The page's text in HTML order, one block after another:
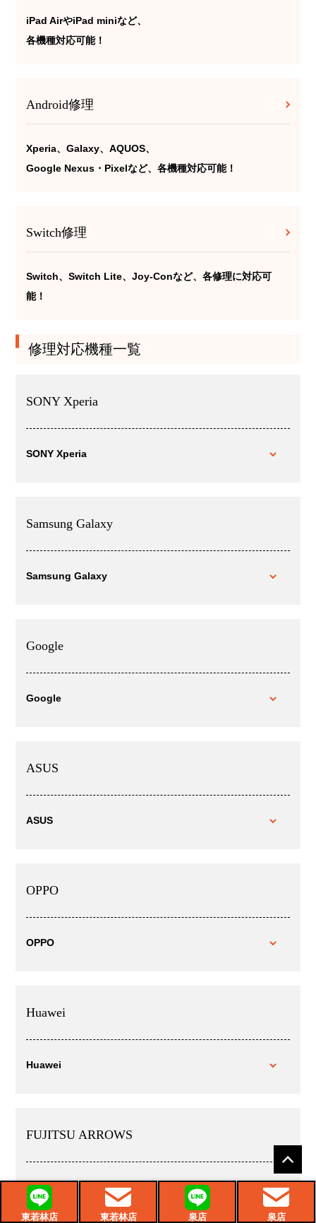
東若林店 東若林店 泉店 泉店
iPad AirやiPad miniなど、
各機種対応可能！
Android修理
Xperia、Galaxy、AQUOS、
Google Nexus・Pixelなど、各機種対応可能！
Switch修理
Switch、Switch Lite、Joy-Conなど、各修理に対応可
能！
修理対応機種一覧
SONY Xperia
SONY Xperia
Samsung Galaxy
Samsung Galaxy
Google
Google
ASUS
ASUS
OPPO
OPPO
Huawei
Huawei
FUJITSU ARROWS
FUJITSU ARROWS